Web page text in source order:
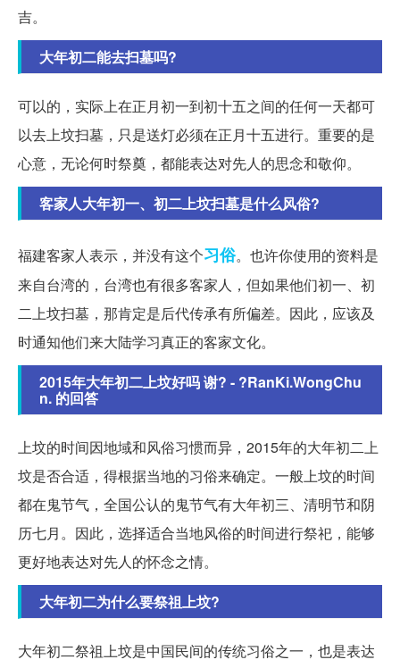
吉。
大年初二能去扫墓吗?
可以的，实际上在正月初一到初十五之间的任何一天都可
以去上坟扫墓，只是送灯必须在正月十五进行。重要的是
心意，无论何时祭奠，都能表达对先人的思念和敬仰。
客家人大年初一、初二上坟扫墓是什么风俗?
福建客家人表示，并没有这个习俗。也许你使用的资料是
来自台湾的，台湾也有很多客家人，但如果他们初一、初
二上坟扫墓，那肯定是后代传承有所偏差。因此，应该及
时通知他们来大陆学习真正的客家文化。
2015年大年初二上坟好吗 谢? - ?RanKi.WongChu
n. 的回答
上坟的时间因地域和风俗习惯而异，2015年的大年初二上
坟是否合适，得根据当地的习俗来确定。一般上坟的时间
都在鬼节气，全国公认的鬼节气有大年初三、清明节和阴
历七月。因此，选择适合当地风俗的时间进行祭祀，能够
更好地表达对先人的怀念之情。
大年初二为什么要祭祖上坟?
大年初二祭祖上坟是中国民间的传统习俗之一，也是表达